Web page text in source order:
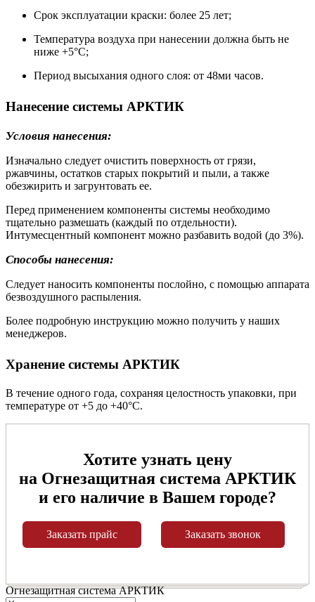
Срок эксплуатации краски: более 25 лет;
Температура воздуха при нанесении должна быть не
ниже +5°С;
Период высыхания одного слоя: от 48ми часов.
Нанесение системы АРКТИК
Условия нанесения:
Изначально следует очистить поверхность от грязи,
ржавчины, остатков старых покрытий и пыли, а также
обезжирить и загрунтовать ее.
Перед применением компоненты системы необходимо
тщательно размешать (каждый по отдельности).
Интумесцентный компонент можно разбавить водой (до 3%).
Способы нанесения:
Следует наносить компоненты послойно, с помощью аппарата
безвоздушного распыления.
Более подробную инструкцию можно получить у наших
менеджеров.
Хранение системы АРКТИК
В течение одного года, сохраняя целостность упаковки, при
температуре от +5 до +40°С.
Хотите узнать цену
на Огнезащитная система АРКТИК
и его наличие в Вашем городе?
Заказать прайс Заказать звонок
Огнезащитная система АРКТИК